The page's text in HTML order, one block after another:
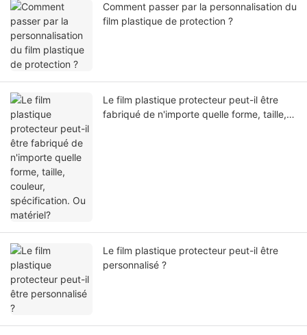
Comment passer par la personnalisation du
film plastique de protection ?
Le film plastique protecteur peut-il être
fabriqué de n'importe quelle forme, taille,
Le film plastique protecteur peut-il être
personnalisé ?